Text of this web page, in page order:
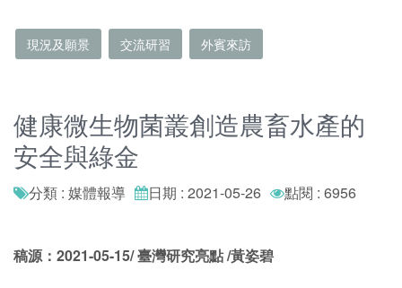
現況及願景 交流研習 外賓來訪
健康微生物菌叢創造農畜水產的
安全與綠金
分類 : 媒體報導 日期 : 2021-05-26 點閱 : 6956
稿源：2021-05-15/ 臺灣研究亮點 /黃姿碧